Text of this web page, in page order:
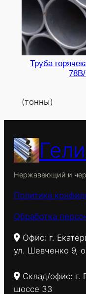
Труба
(тонны)
Нержавеющий и
Политика
Обработка
Офис: г.
ул. Шевченко 9,
Склад/офис: г.
шоссе 33